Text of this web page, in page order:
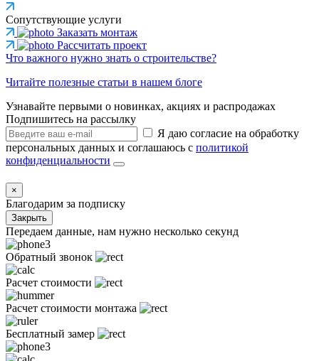
Сопутствующие услуги
Заказать монтаж
Рассчитать проект
Что важного нужно знать о строительстве?
Читайте полезные статьи в нашем блоге
Узнавайте первыми о новинках, акциях и распродажах
Подпишитесь на рассылку
Я даю согласие на обработку
персональных данных и соглашаюсь с политикой
конфиденциальности
×
Благодарим за подписку
Закрыть
Передаем данные, нам нужно несколько секунд
Обратный звонок
Расчет стоимости
Расчет стоимости монтажа
Бесплатный замер